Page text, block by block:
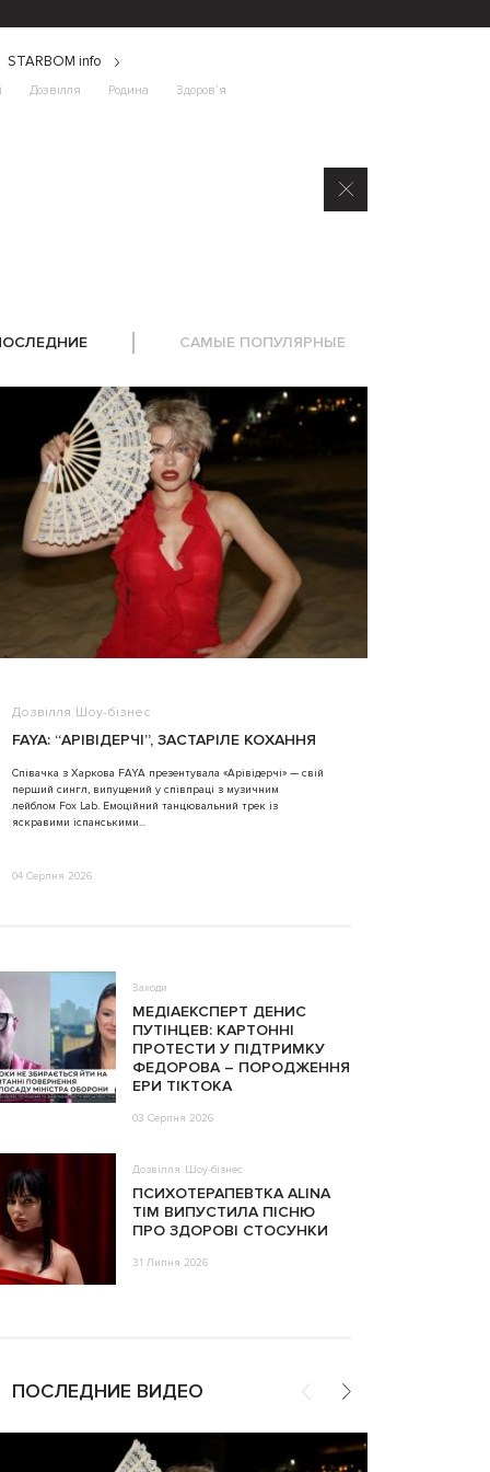
Дозвілля Родина Здоров’я
STARBOM info
САМЫЕ ПОПУЛЯРНЫЕ
Дозвілля Шоу-бізнес
FAYA: “АРІВІДЕРЧІ”, ЗАСТАРІЛЕ КОХАННЯ
Співачка з Харкова FAYA презентувала «Арівідерчі» — свій
перший сингл, випущений у співпраці з музичним
лейблом Fox Lab. Емоційний танцювальний трек із
яскравими іспанськими...
04 Серпня 2026
Заходи
МЕДІАЕКСПЕРТ ДЕНИС
ПУТІНЦЕВ: КАРТОННІ
ПРОТЕСТИ У ПІДТРИМКУ
ФЕДОРОВА – ПОРОДЖЕННЯ
ЕРИ ТІКТОКА
03 Серпня 2026
Дозвілля Шоу-бізнес
ПСИХОТЕРАПЕВТКА ALINA
TIM ВИПУСТИЛА ПІСНЮ
ПРО ЗДОРОВІ СТОСУНКИ
31 Липня 2026
ПОСЛЕДНИЕ ВИДЕО